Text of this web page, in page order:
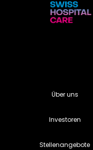
Über uns
Investoren
Stellenangebote